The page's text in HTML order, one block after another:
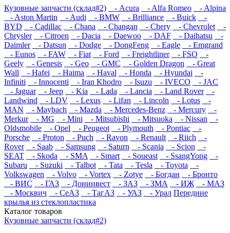
Кузовные запчасти (склад#2) - Acura - Alfa Romeo
- Alpina
- Aston Martin
- Audi - BMW - Brilliance - Buick
-
BYD
- Cadillac - Chana - Changan - Chery - Chevrolet
-
Chrysler
- Citroen - Dacia - Daewoo - DAF - Daihatsu
-
Daimler
- Datsun - Dodge - DongFeng - Eagle
- Emgrand
- Eunos
- FAW - Fiat - Ford - Freightliner - FSO
-
Geely
- Genesis - Geo - GMC - Golden Dragon
- Great
Wall
- Hafei - Haima - Haval - Honda - Hyundai
-
Infiniti
- Innocenti - Iran Khodro - Isuzu - IVECO
- JAC
- Jaguar
- Jeep - Kia - Lada - Lancia - Land Rover
-
Landwind
- LDV - Lexus - Lifan - Lincoln - Lotus
-
MAN
- Maybach - Mazda - Mercedes-Benz - Mercury
-
Merkur
- MG - Mini - Mitsubishi - Mitsuoka - Nissan
-
Oldsmobile
- Opel - Peugeot - Plymouth - Pontiac
-
Porsche
- Proton - Puch - Ravon - Renault - Riich
-
Rover
- Saab - Samsung - Saturn - Scania - Scion
-
SEAT
- Skoda - SMA - Smart - Soueast - SsangYong
-
Subaru
- Suzuki - Talbot - Tata - Tesla - Toyota
-
Volkswagen
- Volvo - Vortex - Zotye - Богдан
- Бронто
- ВИС
- ГАЗ - Донинвест - ЗАЗ - ЗМА - ИЖ
- МАЗ
- Москвич
- СеАЗ - ТагАЗ - УАЗ - Урал Передние
крылья из стеклопластика
Каталог товаров
Кузовные запчасти (склад#2)